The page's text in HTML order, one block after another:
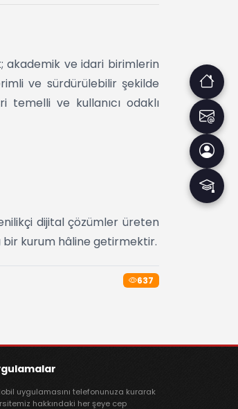
akademik ve idari birimlerin
ve sürdürülebilir şekilde
temelli ve kullanıcı odaklı
dijital çözümler üreten
bir kurum hâline getirmektir.
637
uygulamasını telefonunuza kurarak
hakkındaki her şeye cep